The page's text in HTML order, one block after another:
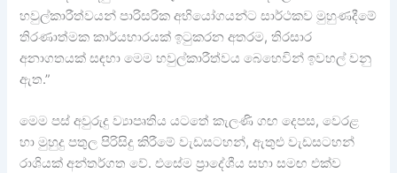
හවුල්කාරීත්වයන් පාරිසරික අභියෝගයන්ට සාර්ථකව මුහුණදීමේ
තිරණාත්මක කාර්යභාරයක් ඉටුකරන අතරම, තිරසාර
අනාගතයක් සඳහා මෙම හවුල්කාරීත්වය බෙහෙවින් ඉවහල් වනු
ඇත.”
මෙම පස් අවුරුදු ව්‍යාපෘතිය යටතේ කැලණි ගඟ දෙපස, වෙරළ
හා මුහුදු පතුල පිරිසිදු කිරීමේ වැඩසටහන්, ඇතුළු වැඩසටහන්
රාශියක් අන්තර්ගත වේ. එසේම ප්‍රාදේශීය සභා සමඟ එක්ව